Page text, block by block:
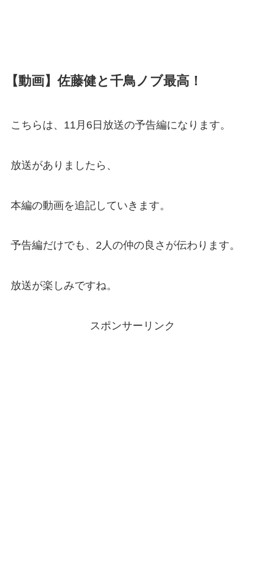
【動画】佐藤健と千鳥ノブ最高！
こちらは、11月6日放送の予告編になります。
放送がありましたら、
本編の動画を追記していきます。
予告編だけでも、2人の仲の良さが伝わります。
放送が楽しみですね。
スポンサーリンク